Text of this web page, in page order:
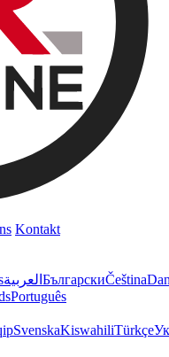
Kontakt
العربية БългарскиČeština
Português
SvenskaKiswahiliTürkçe